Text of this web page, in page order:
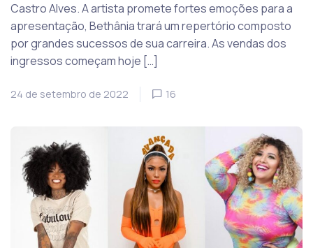
Castro Alves. A artista promete fortes emoções para a
apresentação, Bethânia trará um repertório composto
por grandes sucessos de sua carreira. As vendas dos
ingressos começam hoje […]
24 de setembro de 2022 16